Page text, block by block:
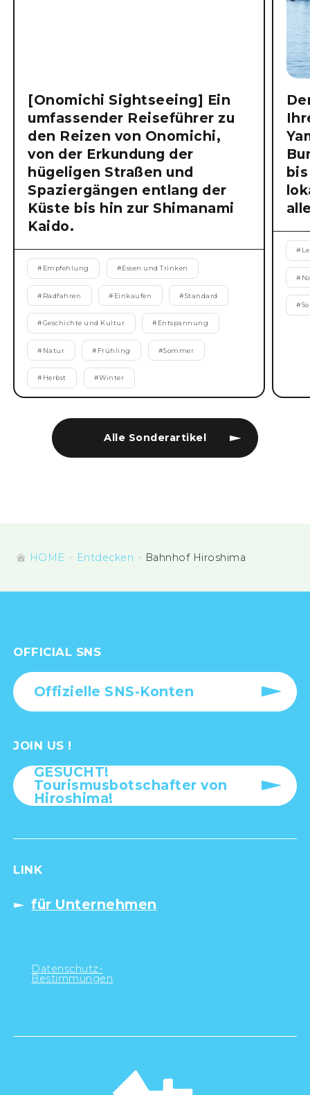
Alle Sonderartikel
[Onomichi Sightseeing] Ein
umfassender Reiseführer zu
den Reizen von Onomichi,
von der Erkundung der
hügeligen Straßen und
Spaziergängen entlang der
Küste bis hin zur Shimanami
Kaido.
# Empfehlung #Essen und Trinken
# Radfahren # Einkaufen #Standard
#Geschichte und Kultur # Entspannung
# Natur # Frühling #Sommer
# Herbst #Winter
#
#
#
HOME Entdecken Bahnhof Hiroshima
OFFICIAL SNS
Offizielle SNS-Konten
JOIN US !
GESUCHT!
Tourismusbotschafter von
Hiroshima!
LINK
für Unternehmen
Datenschutz-
Bestimmungen